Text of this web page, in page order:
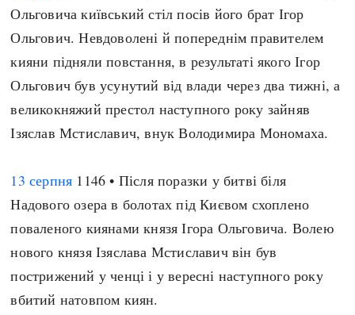
Ольговича київський стіл посів його брат Ігор
Ольгович. Невдоволені й попереднім правителем
кияни підняли повстання, в результаті якого Ігор
Ольгович був усунутий від влади через два тижні, а
великокняжий престол наступного року зайняв
Ізяслав Мстиславич, внук Володимира Мономаха.
13 серпня 1146 • Після поразки у битві біля
Надового озера в болотах під Києвом схоплено
поваленого киянами князя Ігора Ольговича. Волею
нового князя Ізяслава Мстиславич він був
пострижений у ченці і у вересні наступного року
вбитий натовпом киян.